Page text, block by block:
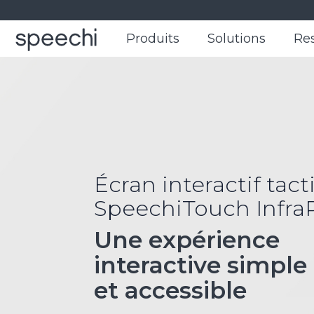
Produits Solutions
Produits Solutions
Écran interactif
SpeechiTouch
Une expérience
interactive simple
et accessible